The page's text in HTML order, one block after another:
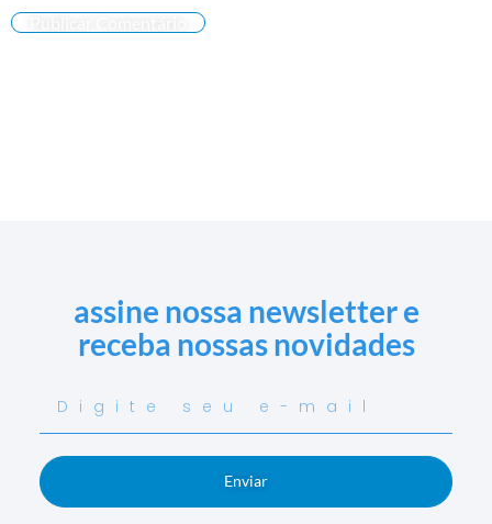
assine nossa newsletter e
receba nossas novidades
Enviar